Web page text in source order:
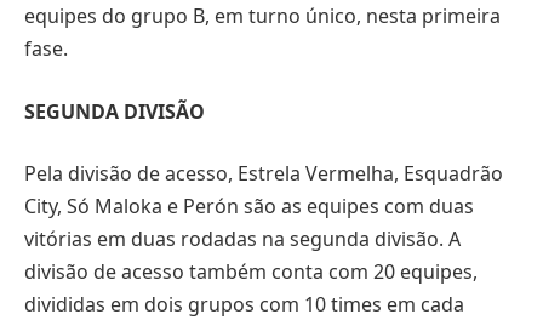
equipes do grupo B, em turno único, nesta primeira
fase.
SEGUNDA DIVISÃO
Pela divisão de acesso, Estrela Vermelha, Esquadrão
City, Só Maloka e Perón são as equipes com duas
vitórias em duas rodadas na segunda divisão. A
divisão de acesso também conta com 20 equipes,
divididas em dois grupos com 10 times em cada